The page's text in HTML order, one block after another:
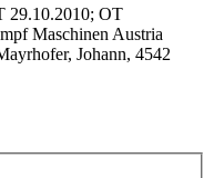
29.10.2010; OT
Maschinen Austria
Johann, 4542